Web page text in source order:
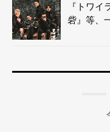
『トワ
砦』等、